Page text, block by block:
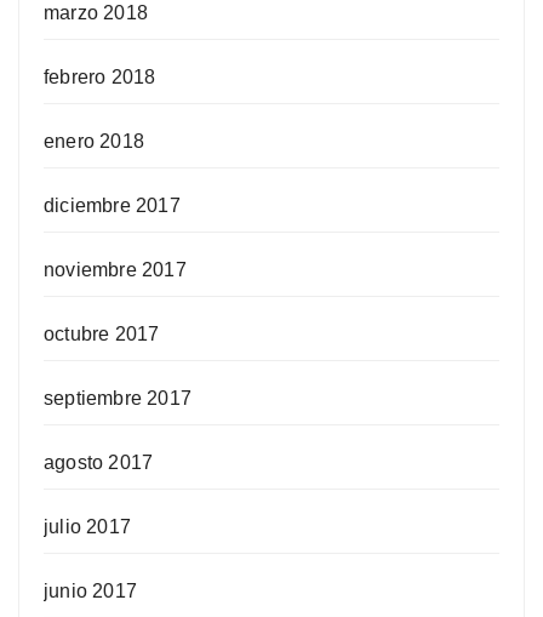
marzo 2018
febrero 2018
enero 2018
diciembre 2017
noviembre 2017
octubre 2017
septiembre 2017
agosto 2017
julio 2017
junio 2017